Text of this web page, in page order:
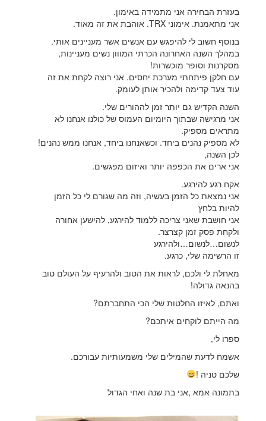
בעזרת הבחירה אני מתמידה באימון.
אני מתאמנת. אימוני TRX. אוהבת את זה מאוד.
בנוסף חשוב לי להיפגש עם אנשים אשר מעניינים אותי.
במהלך השנה האחרונה הכרתי המווון נשים מעניינות,
מסקרנות וסופר מוכשרות!
עם חלקן פיתחתי מערכת יחסים. אני רוצה לקחת את זה
עוד צעד קדימה ולהכיר אותן לעומק.
השנה הקדיש גם יותר זמן לההורים שלי.
אני מרגישה שבתוך היומיום העמוס של כולנו אנחנו לא
מתראים מספיק.
לא מספיק נהנים ביחד. וכשאנחנו ביחד, אנחנו ממש נהנים!
לכן השנה,
אני ארים את הכפפה יותר ואיזום מפגשים.
אקח רגע להירגע.
אני נמצאת כל הזמן בעשיה, וזה מה שגורם לי כל הזמן
להיות בלחץ
אני חושבת שאני צריכה ללמוד להירגע, להישען אחורה
ולקחת פסק זמן קצרצר.
לנשום…לנשום…ולהירגע
זו הרשימה שלי, כרגע.
מאחלת לי ולכם, לראות את הטוב ולהרעיף על העולם טוב
בהנאה גדולה!
ואתם, לאיזו החלטות שלי הכי התחברתם?
מה הייתם לוקחים איתכם?
ספרו לי,
אשמח לדעת שהמילים שלי משמעותיות עבורכם.
שלכם טניה !
בתמונה אמא ,אני בת שנה ואחי הגדול